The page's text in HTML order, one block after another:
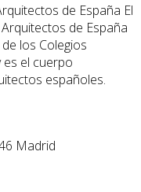
El
de España
los Colegios
es el cuerpo
españoles.
Madrid